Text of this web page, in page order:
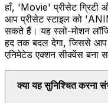
हाँ, 'Movie' प्रीसेट ग्रिटी
आप प्रीसेट स्टाइल को
सकते हैं। यह स्लो-मोशन
हद तक बदल देगा, जिससे आप
एनिमेटेड एक्शन सीक्वेंस बना
क्या यह सुनिश्चित करना